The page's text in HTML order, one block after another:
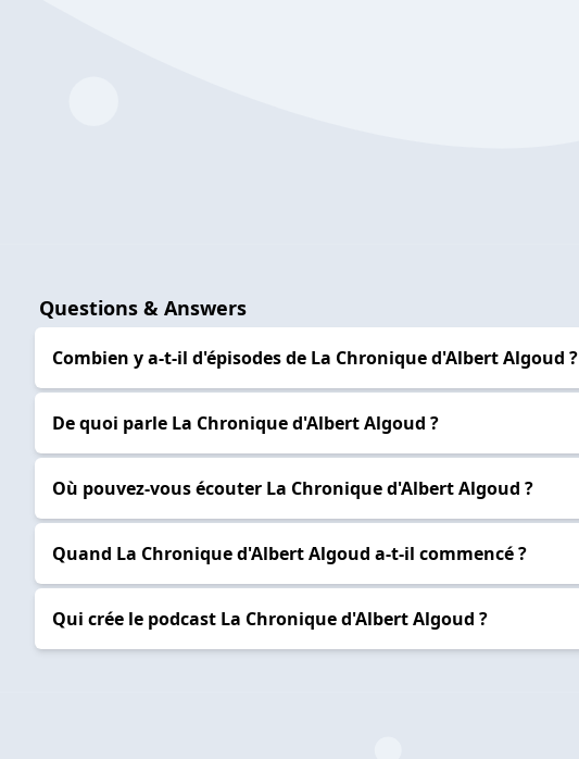
Questions & Answers
Combien y a-t-il d'épisodes de La Chronique d'Albert Algoud ?
De quoi parle La Chronique d'Albert Algoud ?
Où pouvez-vous écouter La Chronique d'Albert Algoud ?
Quand La Chronique d'Albert Algoud a-t-il commencé ?
Qui crée le podcast La Chronique d'Albert Algoud ?